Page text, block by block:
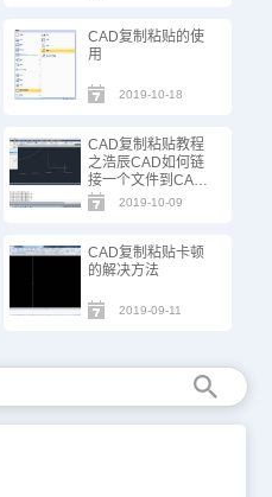
CAD复制粘贴的使
用
2019-10-18
CAD复制粘贴教程
之浩辰CAD如何链
接一个文件到CAD
图形
2019-10-09
CAD复制粘贴卡顿
的解决方法
2019-09-11